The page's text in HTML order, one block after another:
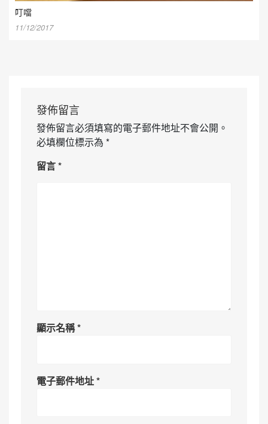
叮噹
11/12/2017
發佈留言
發佈留言必須填寫的電子郵件地址不會公開。
必填欄位標示為 *
留言*
顯示名稱*
電子郵件地址*